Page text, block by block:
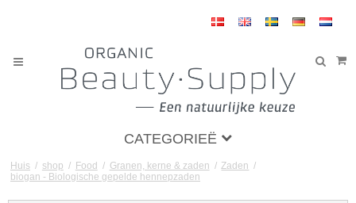
CATEGORIEË
Huis / shop / Food / Granen, kerne & zaden / Zaden /
biogan - Biologische gepelde hennepzaden